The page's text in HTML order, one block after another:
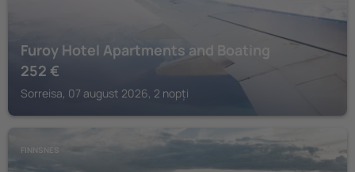
Furoy Hotel Apartments and Boating
252 €
Sorreisa, 07 august 2026, 2 nopți
FINNSNES